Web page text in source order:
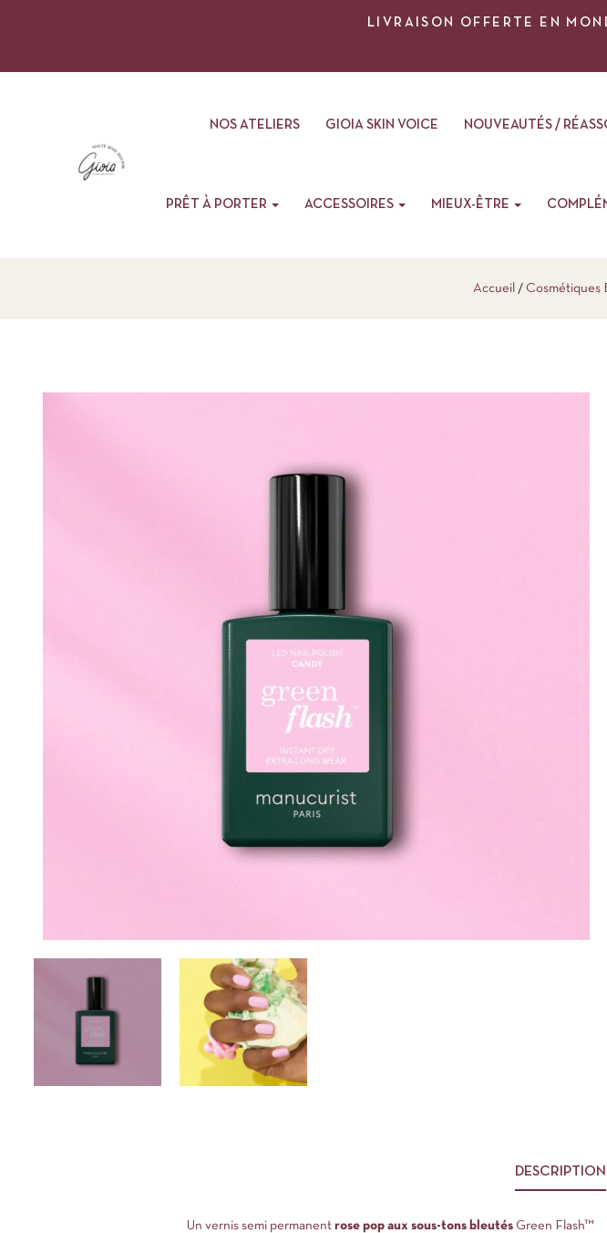
LIVRAISON OFFERTE EN
NOS ATELIERS GIOIA SKIN VOICE NOUVEAUTÉS /
PRÊT À PORTER ACCESSOIRES MIEUX-ÊTRE
Accueil Cosmétiques
DESCRIPTION
Un vernis semi permanent rose pop aux sous-tons bleutés Green Flash™